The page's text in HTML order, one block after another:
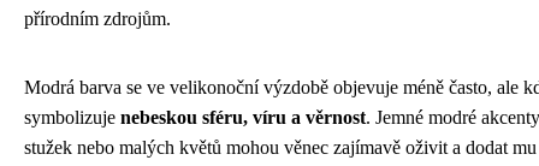
přírodním zdrojům.
Modrá barva se ve velikonoční výzdobě objevuje méně často, ale
symbolizuje nebeskou sféru, víru a věrnost. Jemné modré
stužek nebo malých květů mohou věnec zajímavě oživit a dodat